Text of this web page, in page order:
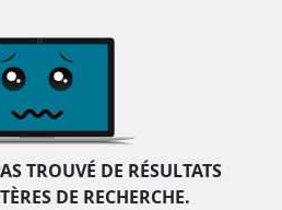
TROUVÉ DE RÉSULTATS
DE RECHERCHE.